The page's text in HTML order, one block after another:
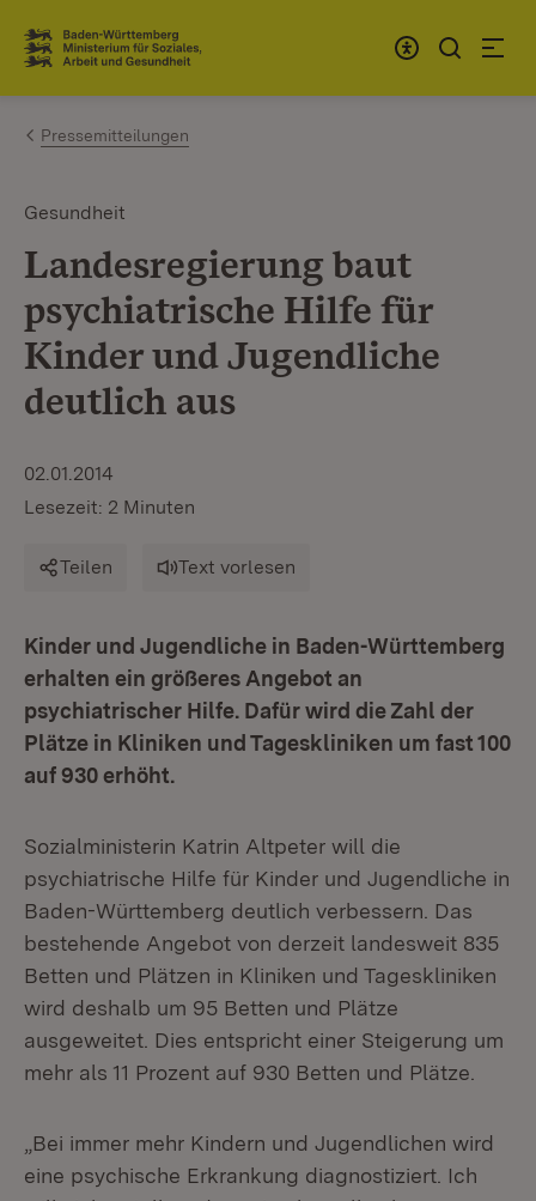
Zum Inhalt springen
Link zur Startseite
Pressemitteilungen
Gesundheit
Landesregierung baut
psychiatrische Hilfe für
Kinder und Jugendliche
deutlich aus
02.01.2014
Lesezeit: 2 Minuten
Teilen Text vorlesen
Kinder und Jugendliche in Baden-Württemberg
erhalten ein größeres Angebot an
psychiatrischer Hilfe. Dafür wird die Zahl der
Plätze in Kliniken und Tageskliniken um fast 100
auf 930 erhöht.
Sozialministerin Katrin Altpeter will die
psychiatrische Hilfe für Kinder und Jugendliche in
Baden-Württemberg deutlich verbessern. Das
bestehende Angebot von derzeit landesweit 835
Betten und Plätzen in Kliniken und Tageskliniken
wird deshalb um 95 Betten und Plätze
ausgeweitet. Dies entspricht einer Steigerung um
mehr als 11 Prozent auf 930 Betten und Plätze.
„Bei immer mehr Kindern und Jugendlichen wird
eine psychische Erkrankung diagnostiziert. Ich